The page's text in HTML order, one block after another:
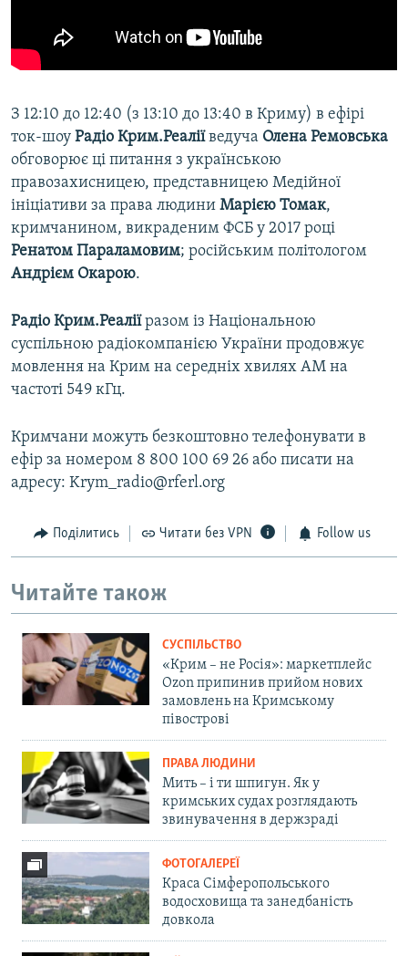
З 12:10 до 12:40 (з 13:10 до 13:40 в Криму) в ефірі
ток-шоу Радіо Крим.Реаліїведуча Олена Ремовська
обговорює ці питання з українською
правозахисницею, представницею Медійної
ініціативи за права людини Марією Томак,
кримчанином, викраденим ФСБ у 2017 році
Ренатом Параламовим; російським політологом
Андрієм Окарою.
Радіо Крим.Реаліїразом із Національною
суспільною радіокомпанією України продовжує
мовлення на Крим на середніх хвилях АМ на
частоті 549 кГц.
Кримчани можуть безкоштовно телефонувати в
ефір за номером 8 800 100 69 26 або писати на
адресу: Krym_radio@rferl.org
Поділитись Читати без VPN Follow us
Читайте також
СУСПІЛЬСТВО
«Крим – не Росія»: маркетплейс
Ozon припинив прийом нових
замовлень на Кримському
півострові
ПРАВА ЛЮДИНИ
Мить – і ти шпигун. Як у
кримських судах розглядають
звинувачення в держзраді
ФОТОГАЛЕРЕЇ
Краса Сімферопольського
водосховища та занедбаність
довкола